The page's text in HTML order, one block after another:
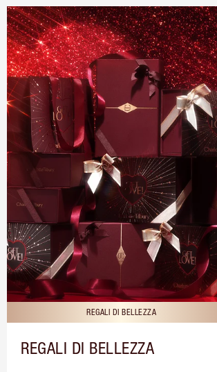
REGALI DI BELLEZZA
REGALI DI BELLEZZA